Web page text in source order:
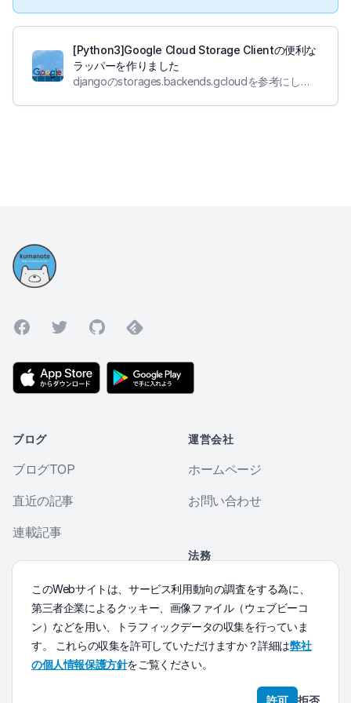
[Python3]Google Cloud Storage Clientの便利な
ラッパーを作りました
djangoのstorages.backends.gcloudを参考にしつつ、google-cloud-storageのラッパーを作りました
FacebookTwitterGitHubFeedly
ブログ
ブログTOP
直近の記事
連載記事
その他
Morse符号練習
運営会社
ホームページ
お問い合わせ
法務
個人情報保護方針
このWebサイトは、サービス利用動向の調査をする為に、
第三者企業によるクッキー、画像ファイル（ウェブビーコ
ン）などを用い、トラフィックデータの収集を行っていま
す。 これらの収集を許可していただけますか？詳細は弊社
の個人情報保護方針をご覧ください。
許可 拒否